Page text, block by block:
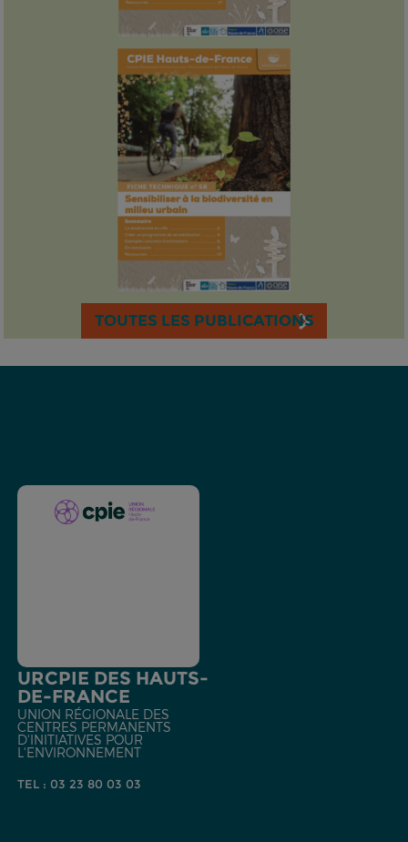
TOUTES LES PUBLICATIONS
URCPIE DES HAUTS-
DE-FRANCE
UNION RÉGIONALE DES
CENTRES PERMANENTS
D'INITIATIVES POUR
L'ENVIRONNEMENT
TEL : 03 23 80 03 03